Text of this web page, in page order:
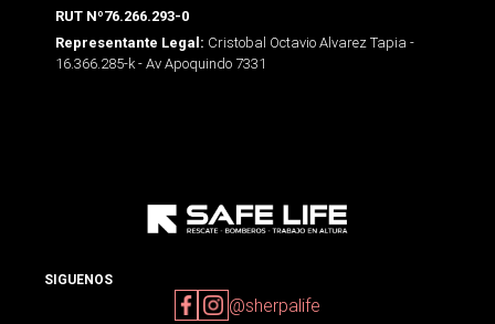
RUT Nº76.266.293-0
Representante Legal: Cristobal Octavio Alvarez Tapia -
16.366.285-k - Av Apoquindo 7331
SIGUENOS
@sherpalife